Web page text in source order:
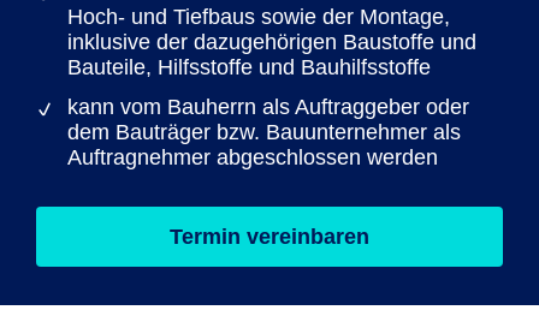
Hoch- und Tiefbaus sowie der Montage,
inklusive der dazugehörigen Baustoffe und
Bauteile, Hilfsstoffe und Bauhilfsstoffe
kann vom Bauherrn als Auftraggeber oder
dem Bauträger bzw. Bauunternehmer als
Auftragnehmer abgeschlossen werden
Termin vereinbaren